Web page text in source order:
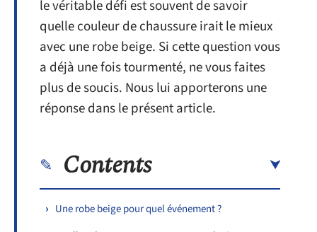
le véritable défi est souvent de savoir
quelle couleur de chaussure irait le mieux
avec une robe beige. Si cette question vous
a déjà une fois tourmenté, ne vous faites
plus de soucis. Nous lui apporterons une
réponse dans le présent article.
Contents
Une robe beige pour quel événement ?